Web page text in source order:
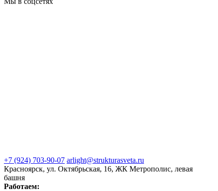
+7 (924) 703-90-07 arlight@strukturasveta.ru
Красноярск, ул. Октябрьская, 16, ЖК Метрополис, левая
башня
Работаем: